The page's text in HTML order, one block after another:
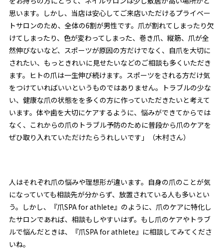
思います。しかし、当店は安心してご来店いただけるプライベー
トサロンのため、全体の6割が男性です。爪が割れてしまったり欠
けてしまったり、色が変わってしまった、巻き爪、縦筋、爪が全
然伸びないなど、スポーツが原因の方だけでなく、自爪を大切に
されたい、もっときれいに見せたいなどのご相談も多くいただき
ます。ヒトの爪は一生伸び続けます。スポーツをされる方だけ気
をつけていればいいというものではありません。トラブルの少な
い、健康な爪の状態をを多くの方に作っていただきたいと考えて
います。体や歯を大切にケアするように、悩みができてからでは
なく、これからの爪のトラブル予防のために普段から爪のケアを
ぜひ取り入れていただけたらうれしいです」（木村さん）
人はそれぞれ爪の悩みや理想形が違います。自身の爪のことが気
になっていても相談先が分からず、放置されている人も多いとい
う。しかし、『爪SPA for athlete』のように、爪のケアに特化し
たサロンであれば、相談もしやすいはず。もし爪のケアやトラブ
ルで悩んだときは、『爪SPA for athlete』に相談してみてくださ
いね。